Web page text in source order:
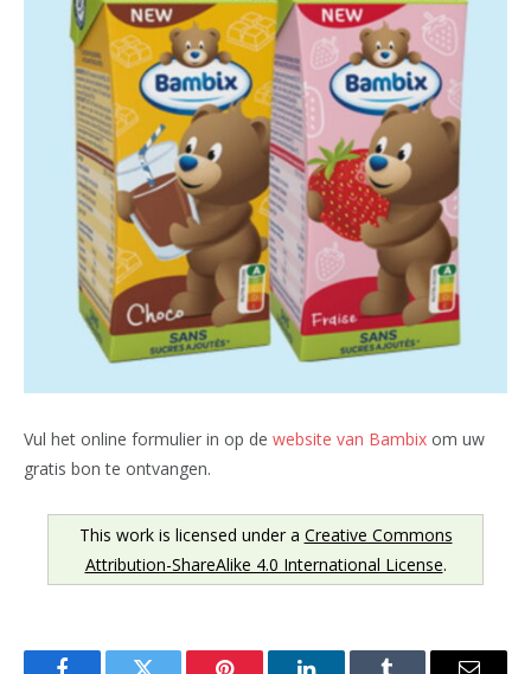
Vul het online formulier in op de website van Bambix om uw
gratis bon te ontvangen.
This work is licensed under a Creative Commons
Attribution-ShareAlike 4.0 International License.